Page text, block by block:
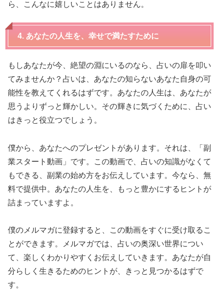
ら、こんなに嬉しいことはありません。
4. あなたの人生を、幸せで満たすために
もしあなたが今、絶望の淵にいるのなら、占いの扉を叩い
てみませんか？占いは、あなたの知らないあなた自身の可
能性を教えてくれるはずです。あなたの人生は、あなたが
思うよりずっと輝かしい。その輝きに気づくために、占い
はきっと役立つでしょう。
僕から、あなたへのプレゼントがあります。それは、「副
業スタート動画」です。この動画で、占いの知識がなくて
もできる、副業の始め方をお伝えしています。今なら、無
料で提供中。あなたの人生を、もっと豊かにするヒントが
詰まっていますよ。
僕のメルマガに登録すると、この動画をすぐに受け取るこ
とができます。メルマガでは、占いの奥深い世界につい
て、楽しくわかりやすくお伝えしていきます。あなたが自
分らしく生きるためのヒントが、きっと見つかるはずで
す。